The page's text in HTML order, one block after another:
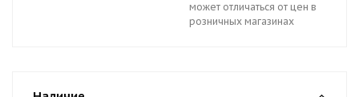
может отличаться от цен в
розничных магазинах